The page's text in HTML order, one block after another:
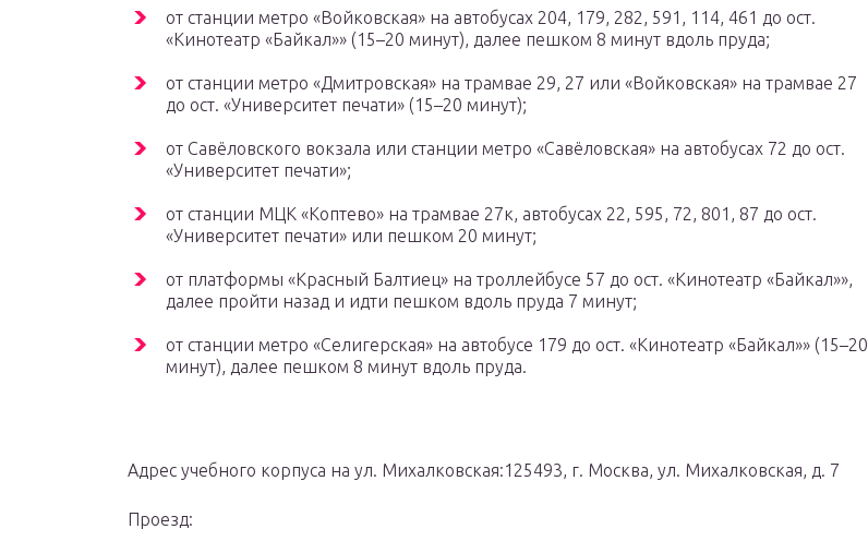
от станции метро «Войковская» на автобусах 204, 179, 282, 591, 114, 461 до ост.
«Кинотеатр «Байкал»» (15–20 минут), далее пешком 8 минут вдоль пруда;
от станции метро «Дмитровская» на трамвае 29, 27 или «Войковская» на трамвае 27
до ост. «Университет печати» (15–20 минут);
от Савёловского вокзала или станции метро «Савёловская» на автобусах 72 до ост.
«Университет печати»;
от станции МЦК «Коптево» на трамвае 27к, автобусах 22, 595, 72, 801, 87 до ост.
«Университет печати» или пешком 20 минут;
от платформы «Красный Балтиец» на троллейбусе 57 до ост. «Кинотеатр «Байкал»»,
далее пройти назад и идти пешком вдоль пруда 7 минут;
от станции метро «Селигерская» на автобусе 179 до ост. «Кинотеатр «Байкал»» (15–20
минут), далее пешком 8 минут вдоль пруда.
Адрес учебного корпуса на ул. Михалковская:125493, г. Москва, ул. Михалковская, д. 7
Проезд: